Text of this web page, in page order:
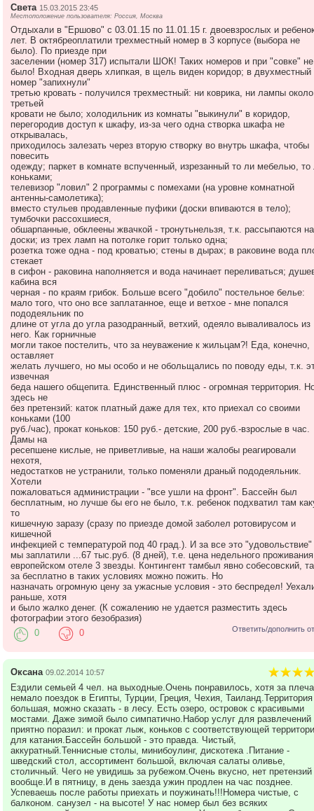
спортивных развлечений или прогулок по лесу будет кстати
попариться в 2-х финских саунах с выходом в
бассейн. Есть терренкур. Всем придутся по душе отдых у
летом, сбор грибов и ягод, а зимой – лыжные прогулки в
соседнем лесу. Летом можно покататься на лодках и
порыбачить, или отправиться шумной компанией на
шашлычную поляну, где есть оригинальная трехсекционная
печь для приготовления барбекю и шашлыка, места для
застолья, самообслуживание или заказ на приготовление
и рыбы.
Можно при желании и подлечиться в доме отдыха
Лечебно-диагностическая база имеет процедурный кабинет,
стоматолога, терапевта, массажный и
кабинеты, лазеролечение, солярий и многое другое.
Отдых в "Ершово" – каждый найдет себе развлечение по
местах подмосковной "русской Швейцарии"!
Света 15.03.2015 23:45
Местоположение пользователя: Россия, Москва
Отдыхали в "Ершово" с 03.01.15 по 11.01.15 г. двоевзрослых и
лет. В октябреоплатили трехместный номер в 3 корпусе (выбора не
было). По приезде при
заселении (номер 317) испытали ШОК! Таких номеров и при "совке" не
было! Входная дверь хлипкая, в щель виден коридор; в двухместный
номер "запихнули"
третью кровать - получился трехместный: ни коврика, ни лампы около
третьей
кровати не было; холодильник из комнаты "выкинули" в коридор,
перегородив доступ к шкафу, из-за чего одна створка шкафа не
открывалась,
приходилось залезать через вторую створку во внутрь шкафа, чтобы
повесить
одежду; паркет в комнате вспученный, изрезанный то ли мебелью, то
коньками;
телевизор "ловил" 2 программы с помехами (на уровне комнатной
антенны-самолетика);
вместо стульев продавленные пуфики (доски впиваются в тело);
тумбочки рассохшиеся,
обшарпанные, обклеены жвачкой - тронутьнельзя, т.к. рассыпаются на
доски; из трех ламп на потолке горит только одна;
розетка тоже одна - под кроватью; стены в дырах; в раковине вода
стекает
в сифон - раковина наполняется и вода начинает переливаться;
кабина вся
черная - по краям грибок. Больше всего "добило" постельное белье:
мало того, что оно все заплатанное, еще и ветхое - мне попался
пододеяльник по
длине от угла до угла разодранный, ветхий, одеяло вываливалось из
него. Как горничные
могли такое постелить, что за неуважение к жильцам?! Еда, конечно,
оставляет
желать лучшего, но мы особо и не обольщались по поводу еды, т.к.
извечная
беда нашего общепита. Единственный плюс - огромная территория.
здесь не
без претензий: каток платный даже для тех, кто приехал со своими
коньками (100
руб./час), прокат коньков: 150 руб.- детские, 200 руб.-взрослые в час.
Дамы на
ресепшене кислые, не приветливые, на наши жалобы реагировали
нехотя,
недостатков не устранили, только поменяли драный пододеяльник.
Хотели
пожаловаться администрации - "все ушли на фронт". Бассейн был
бесплатным, но лучше бы его не было, т.к. ребенок подхватил там
то
кишечную заразу (сразу по приезде домой заболел ротовирусом и
кишечной
инфекцией с температурой под 40 град.). И за все это "удовольствие"
мы заплатили ...67 тыс.руб. (8 дней), т.е. цена недельного
европейском отеле 3 звезды. Контингент тамбыл явно собесовский,
за бесплатно в таких условиях можно пожить. Но
назначать огромную цену за ужасные условия - это беспредел!
раньше, хотя
и было жалко денег. (К сожалению не удается разместить здесь
фотографии этого безобразия)
Ответить/дополнить
0 0
Оксана 09.02.2014 10:57
Ездили семьей 4 чел. на выходные.Очень понравилось, хотя за
немало поездок в Египты, Турции, Греция, Чехия, Таиланд.Территория
большая, можно сказать - в лесу. Есть озеро, островок с красивыми
мостами. Даже зимой было симпатично.Набор услуг для развлечений
приятно поразил: и прокат лыж, коньков с соответствующей
для катания.Бассейн большой - это правда. Чистый,
аккуратный.Теннисные столы, минибоулинг, дискотека .Питание -
шведский стол, ассортимент большой, включая салаты оливье,
столичный. Чего не увидишь за рубежом.Очень вкусно, нет претензий
вообще.И в пятницу, в день заезда ужин продлен на час позднее.
Успеваешь после работы приехать и поужинать!!!Номера чистые, с
балконом. санузел - на высоте! У нас номер был без всяких